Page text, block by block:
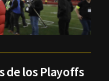
de los Playoffs